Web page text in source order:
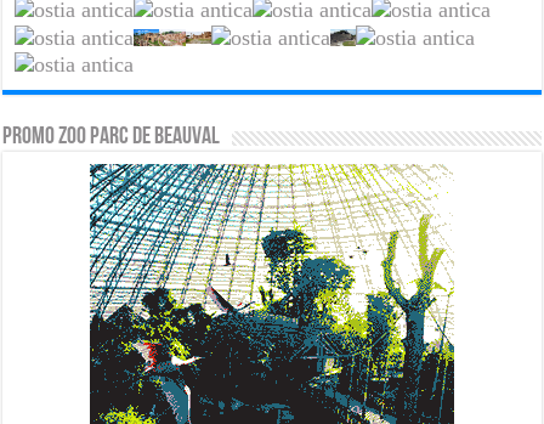
PROMO ZOO PARC DE BEAUVAL